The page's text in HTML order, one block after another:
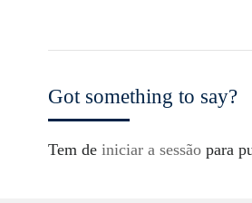
Got something to say?
Tem de iniciar a sessãopara